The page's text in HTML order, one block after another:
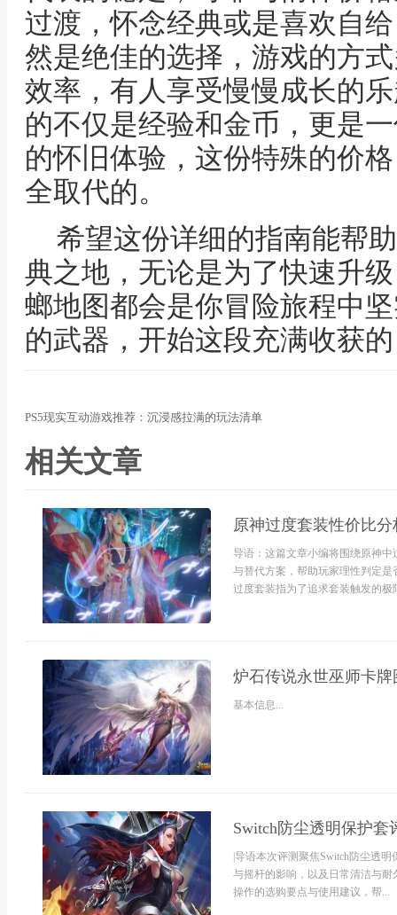
过渡，怀念经典或是喜欢自
然是绝佳的选择，游戏的方
效率，有人享受慢慢成长的
的不仅是经验和金币，更是
的怀旧体验，这份特殊的价
全取代的。
希望这份详细的指南能帮
典之地，无论是为了快速升
螂地图都会是你冒险旅程中
的武器，开始这段充满收获
PS5现实互动游戏推荐：沉浸感拉满的玩法清单
相关文章
原神过度套装性价比分
导语：这篇文章小编将围绕原神
与替代方案，帮助玩家理性判定
过度套装指为了追求套装触发的极
炉石传说永世巫师卡
基本信息...
Switch防尘透明保护套
|导语本次评测聚焦Switch防尘透
与摇杆的影响，以及日常清洁与
操作的选购要点与使用建议，帮...